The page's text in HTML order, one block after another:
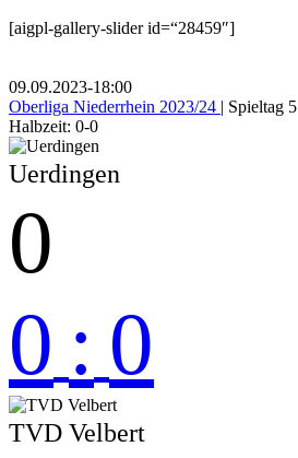
[aigpl-gallery-slider id=“28459″]
09.09.2023-18:00
Oberliga Niederrhein 2023/24 | Spieltag 5
Halbzeit: 0-0
Uerdingen
0
0 : 0
TVD Velbert